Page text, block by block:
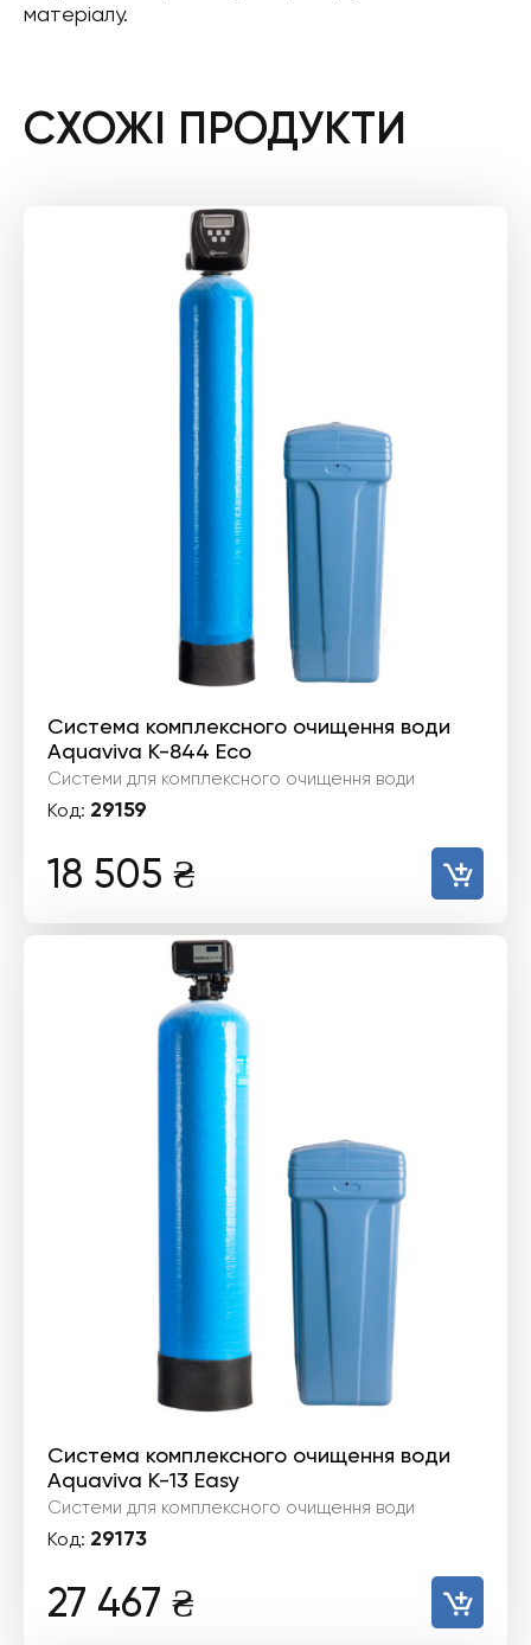
матеріалу.
СХОЖІ ПРОДУКТИ
Система комплексного очищення води
Aquaviva K-844 Eco
Системи для комплексного очищення води
Код: 29159
18 505 ₴
Система комплексного очищення води
Aquaviva К-13 Easy
Системи для комплексного очищення води
Код: 29173
27 467 ₴